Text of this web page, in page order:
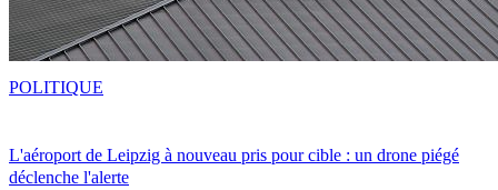
L'aéroport de Leipzig à nouveau pris pour cible : un drone piégé
déclenche l'alerte
POLITIQUE